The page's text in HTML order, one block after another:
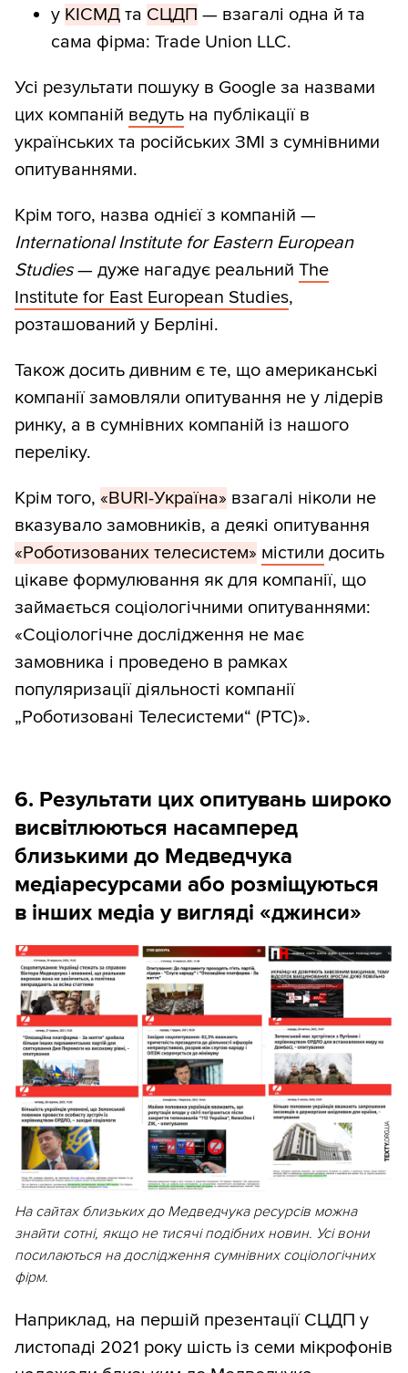
у КІСМД та СЦДП — взагалі одна й та
сама фірма: Trade Union LLC.
Усі результати пошуку в Google за назвами
цих компаній ведуть на публікації в
українських та російських ЗМІ з сумнівними
опитуваннями.
Крім того, назва однієї з компаній —
International Institute for Eastern European
Studies— дуже нагадує реальний The
Institute for East European Studies,
розташований у Берліні.
Також досить дивним є те, що американські
компанії замовляли опитування не у лідерів
ринку, а в сумнівних компаній із нашого
переліку.
Крім того, «BURI-Україна» взагалі ніколи не
вказувало замовників, а деякі опитування
«Роботизованих телесистем» містили досить
цікаве формулювання як для компанії, що
займається соціологічними опитуваннями:
«Соціологічне дослідження не має
замовника і проведено в рамках
популяризації діяльності компанії
„Роботизовані Телесистеми“ (РТС)».
6. Результати цих опитувань широко
висвітлюються насамперед
близькими до Медведчука
медіаресурсами або розміщуються
в інших медіа у вигляді «джинси»
На сайтах близьких до Медведчука ресурсів можна
знайти сотні, якщо не тисячі подібних новин. Усі вони
посилаються на дослідження сумнівних соціологічних
фірм.
Наприклад, на першій презентації СЦДП у
листопаді 2021 року шість із семи мікрофонів